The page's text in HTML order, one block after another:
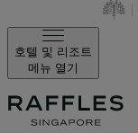
호텔 및 리조트
메뉴 열기